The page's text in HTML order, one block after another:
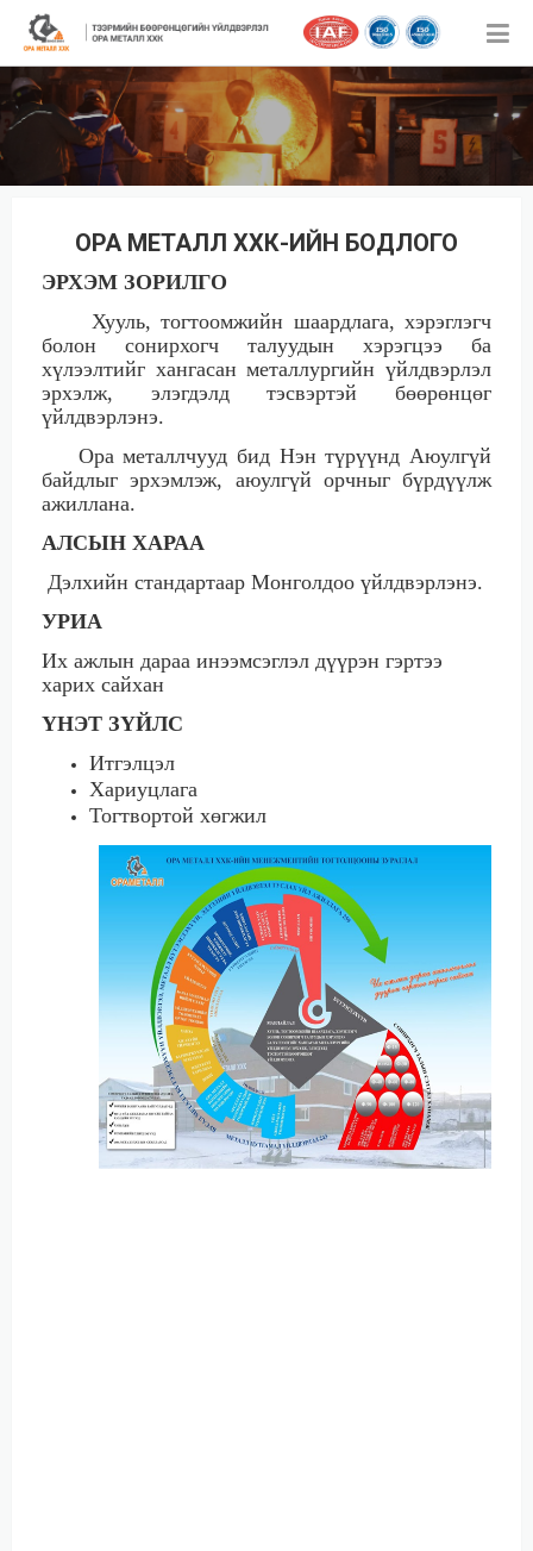
ОРА МЕТАЛЛ ХХК-ИЙН БОДЛОГО
ЭРХЭМ ЗОРИЛГО
Хууль, тогтоомжийн шаардлага, хэрэглэгч
болон сонирхогч талуудын хэрэгцээ ба
хүлээлтийг хангасан металлургийн үйлдвэрлэл
эрхэлж, элэгдэлд тэсвэртэй бөөрөнцөг
үйлдвэрлэнэ.
Ора металлчууд бид Нэн түрүүнд Аюулгүй
байдлыг эрхэмлэж, аюулгүй орчныг бүрдүүлж
ажиллана.
АЛСЫН ХАРАА
Дэлхийн стандартаар Монголдоо үйлдвэрлэнэ.
УРИА
Их ажлын дараа инээмсэглэл дүүрэн гэртээ
харих сайхан
ҮНЭТ ЗҮЙЛС
Итгэлцэл
Хариуцлага
Тогтвортой хөгжил